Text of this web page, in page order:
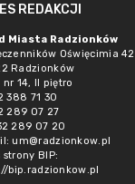
REDAKCJI
Miasta Radzionków
Oświęcimia 42
Radzionków
nr 14, II piętro
388 71 30
289 07 27
289 07 20
um@radzionkow.pl
strony BIP:
bip.radzionkow.pl